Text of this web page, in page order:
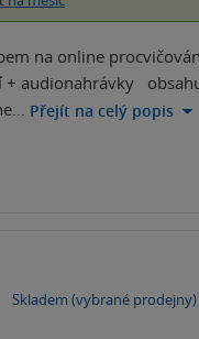
na online
audionahrávky
Přejít na celý popis
Skladem (vybrané prodejny)